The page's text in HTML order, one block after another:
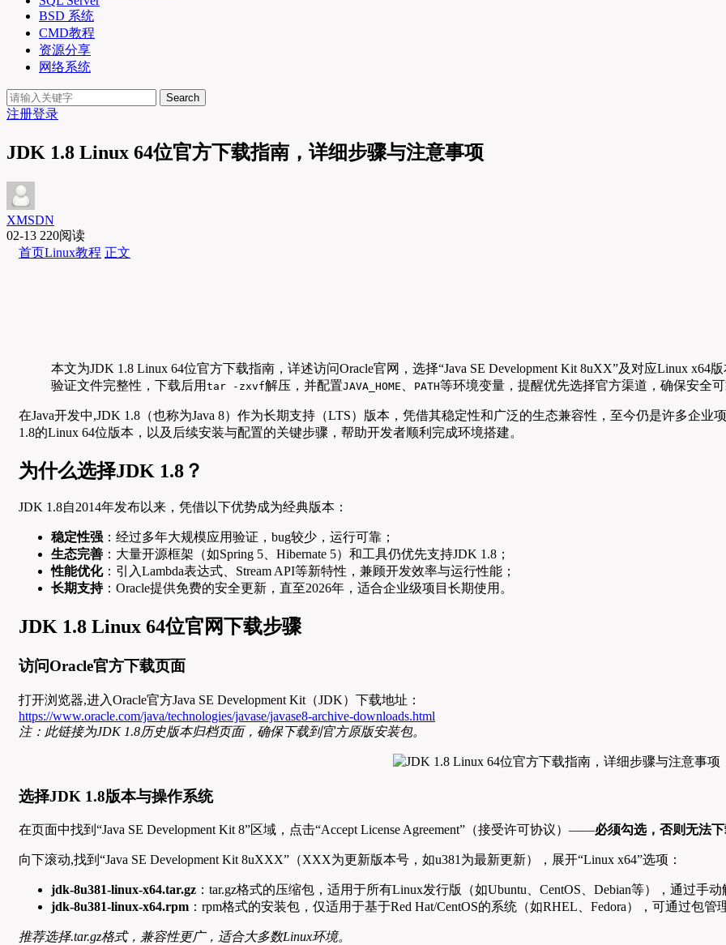
BSD 系统
CMD教程
资源分享
网络系统
Search
注册登录
JDK 1.8 Linux 64位官方下载指南，详细步骤与注意事项
XMSDN
02-13 220阅读
首页Linux教程 正文
本文为JDK 1.8 Linux 64位官方下载指南，详述访问Oracle官网，选择“Java SE Development Kit 8uXX”及对应Linux x64
验证文件完整性，下载后用 tar -zxvf解压，并配置JAVA_HOME PATH等环境变量，提醒优先选择官方渠道，确保安全
在Java开发中,JDK 1.8（也称为Java 8）作为长期支持（LTS）版本，凭借其稳定性和广泛的生态兼容性，至今仍是许多企
1.8的Linux 64位版本，以及后续安装与配置的关键步骤，帮助开发者顺利完成环境搭建。
为什么选择JDK 1.8？
JDK 1.8自2014年发布以来，凭借以下优势成为经典版本：
稳定性强 ：经过多年大规模应用验证，bug较少，运行可靠；
生态完善 ：大量开源框架（如Spring 5、Hibernate 5）和工具仍优先支持JDK 1.8；
性能优化：引入Lambda表达式、Stream API等新特性，兼顾开发效率与运行性能；
长期支持：Oracle提供免费的安全更新，直至2026年，适合企业级项目长期使用。
JDK 1.8 Linux 64位官网下载步骤
访问Oracle官方下载页面
打开浏览器,进入Oracle官方Java SE Development Kit（JDK）下载地址：
https://www.oracle.com/java/technologies/javase/javase8-archive-downloads.html
注：此链接为JDK 1.8历史版本归档页面，确保下载到官方原版安装包。
选择JDK 1.8版本与操作系统
在页面中找到“Java SE Development Kit 8”区域，点击“Accept License Agreement”（接受许可协议）——必须勾选，否则无法
向下滚动,找到“Java SE Development Kit 8uXXX”（XXX为更新版本号，如u381为最新更新），展开“Linux x64”选项：
jdk-8u381-linux-x64.tar.gz ：tar.gz格式的压缩包，适用于所有Linux发行版（如Ubuntu、CentOS、Debian等），通过手
jdk-8u381-linux-x64.rpm ：rpm格式的安装包，仅适用于基于Red Hat/CentOS的系统（如RHEL、Fedora），可通过包管
推荐选择.tar.gz格式，兼容性更广，适合大多数Linux环境。